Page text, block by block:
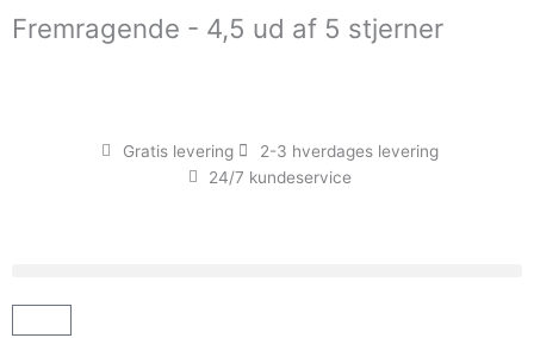
Fremragende - 4,5 ud af 5 stjerner
Gratis levering
2-3 hverdages levering
24/7 kundeservice